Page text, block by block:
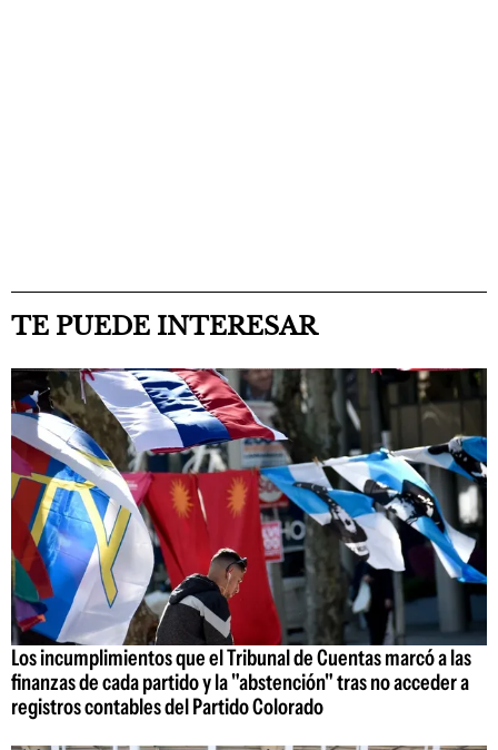
TE PUEDE INTERESAR
Los incumplimientos que el Tribunal de Cuentas marcó a las
finanzas de cada partido y la "abstención" tras no acceder a
registros contables del Partido Colorado